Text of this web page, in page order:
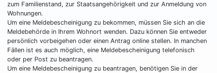
zum Familienstand, zur Staatsangehörigkeit und zur Anmeldung von
Wohnungen.
Um eine Meldebescheinigung zu bekommen, müssen Sie sich an die
Meldebehörde in Ihrem Wohnort wenden. Dazu können Sie entweder
persönlich vorbeigehen oder einen Antrag online stellen. In manchen
Fällen ist es auch möglich, eine Meldebescheinigung telefonisch
oder per Post zu beantragen.
Um eine Meldebescheinigung zu beantragen, benötigen Sie in der